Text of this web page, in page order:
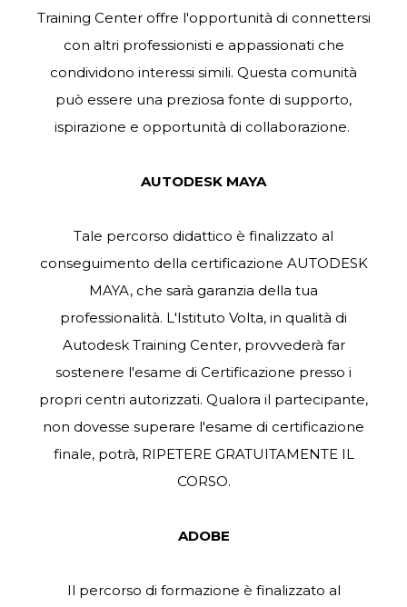
Training Center offre l'opportunità di connettersi
con altri professionisti e appassionati che
condividono interessi simili. Questa comunità
può essere una preziosa fonte di supporto,
ispirazione e opportunità di collaborazione.
AUTODESK MAYA
Tale percorso didattico è finalizzato al
conseguimento della certificazione AUTODESK
MAYA, che sarà garanzia della tua
professionalità. L'Istituto Volta, in qualità di
Autodesk Training Center, provvederà far
sostenere l'esame di Certificazione presso i
propri centri autorizzati. Qualora il partecipante,
non dovesse superare l'esame di certificazione
finale, potrà, RIPETERE GRATUITAMENTE IL
CORSO.
ADOBE
Il percorso di formazione è finalizzato al